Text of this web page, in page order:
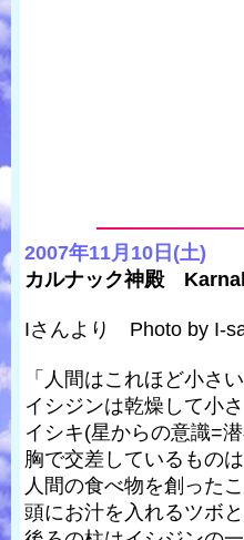
2007年11月10日(土)
カルナック神殿
Iさんより Photo by I-
「人間はこれほど小さ
イシジンは乾燥して小
イシキ(星からの意識=
胸で交差しているもの
人間の食べ物を創った
頭にお汁を入れるツボ